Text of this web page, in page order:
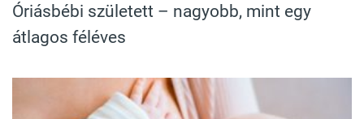
Óriásbébi született – nagyobb, mint egy
átlagos féléves